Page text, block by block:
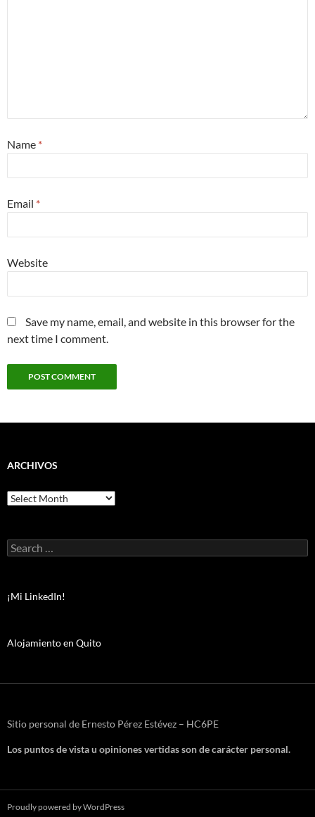
Name *
Email *
Website
Save my name, email, and website in this browser for the
next time I comment.
ARCHIVOS
Archivos
Search
for:
¡Mi LinkedIn!
Alojamiento en Quito
Sitio personal de Ernesto Pérez Estévez – HC6PE
Los puntos de vista u opiniones vertidas son de carácter personal.
Proudly powered by WordPress